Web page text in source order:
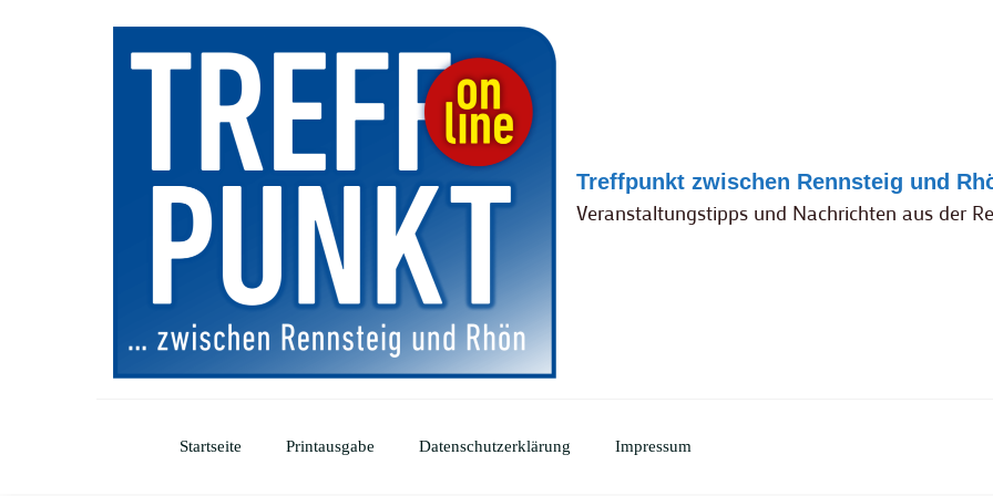
Treffpunkt zwischen Rennsteig und
Veranstaltungstipps und Nachrichten aus der
Startseite Printausgabe Datenschutzerklärung Impressum